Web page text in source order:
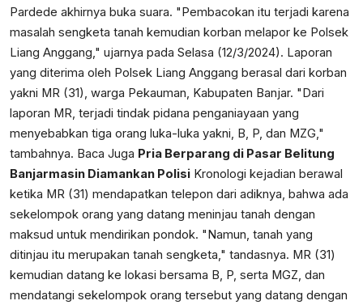
Pardede akhirnya buka suara. "Pembacokan itu terjadi karena
masalah sengketa tanah kemudian korban melapor ke Polsek
Liang Anggang," ujarnya pada Selasa (12/3/2024). Laporan
yang diterima oleh Polsek Liang Anggang berasal dari korban
yakni MR (31), warga Pekauman, Kabupaten Banjar. "Dari
laporan MR, terjadi tindak pidana penganiayaan yang
menyebabkan tiga orang luka-luka yakni, B, P, dan MZG,"
tambahnya. Baca Juga Pria Berparang di Pasar Belitung
Banjarmasin Diamankan Polisi Kronologi kejadian berawal
ketika MR (31) mendapatkan telepon dari adiknya, bahwa ada
sekelompok orang yang datang meninjau tanah dengan
maksud untuk mendirikan pondok. "Namun, tanah yang
ditinjau itu merupakan tanah sengketa," tandasnya. MR (31)
kemudian datang ke lokasi bersama B, P, serta MGZ, dan
mendatangi sekelompok orang tersebut yang datang dengan